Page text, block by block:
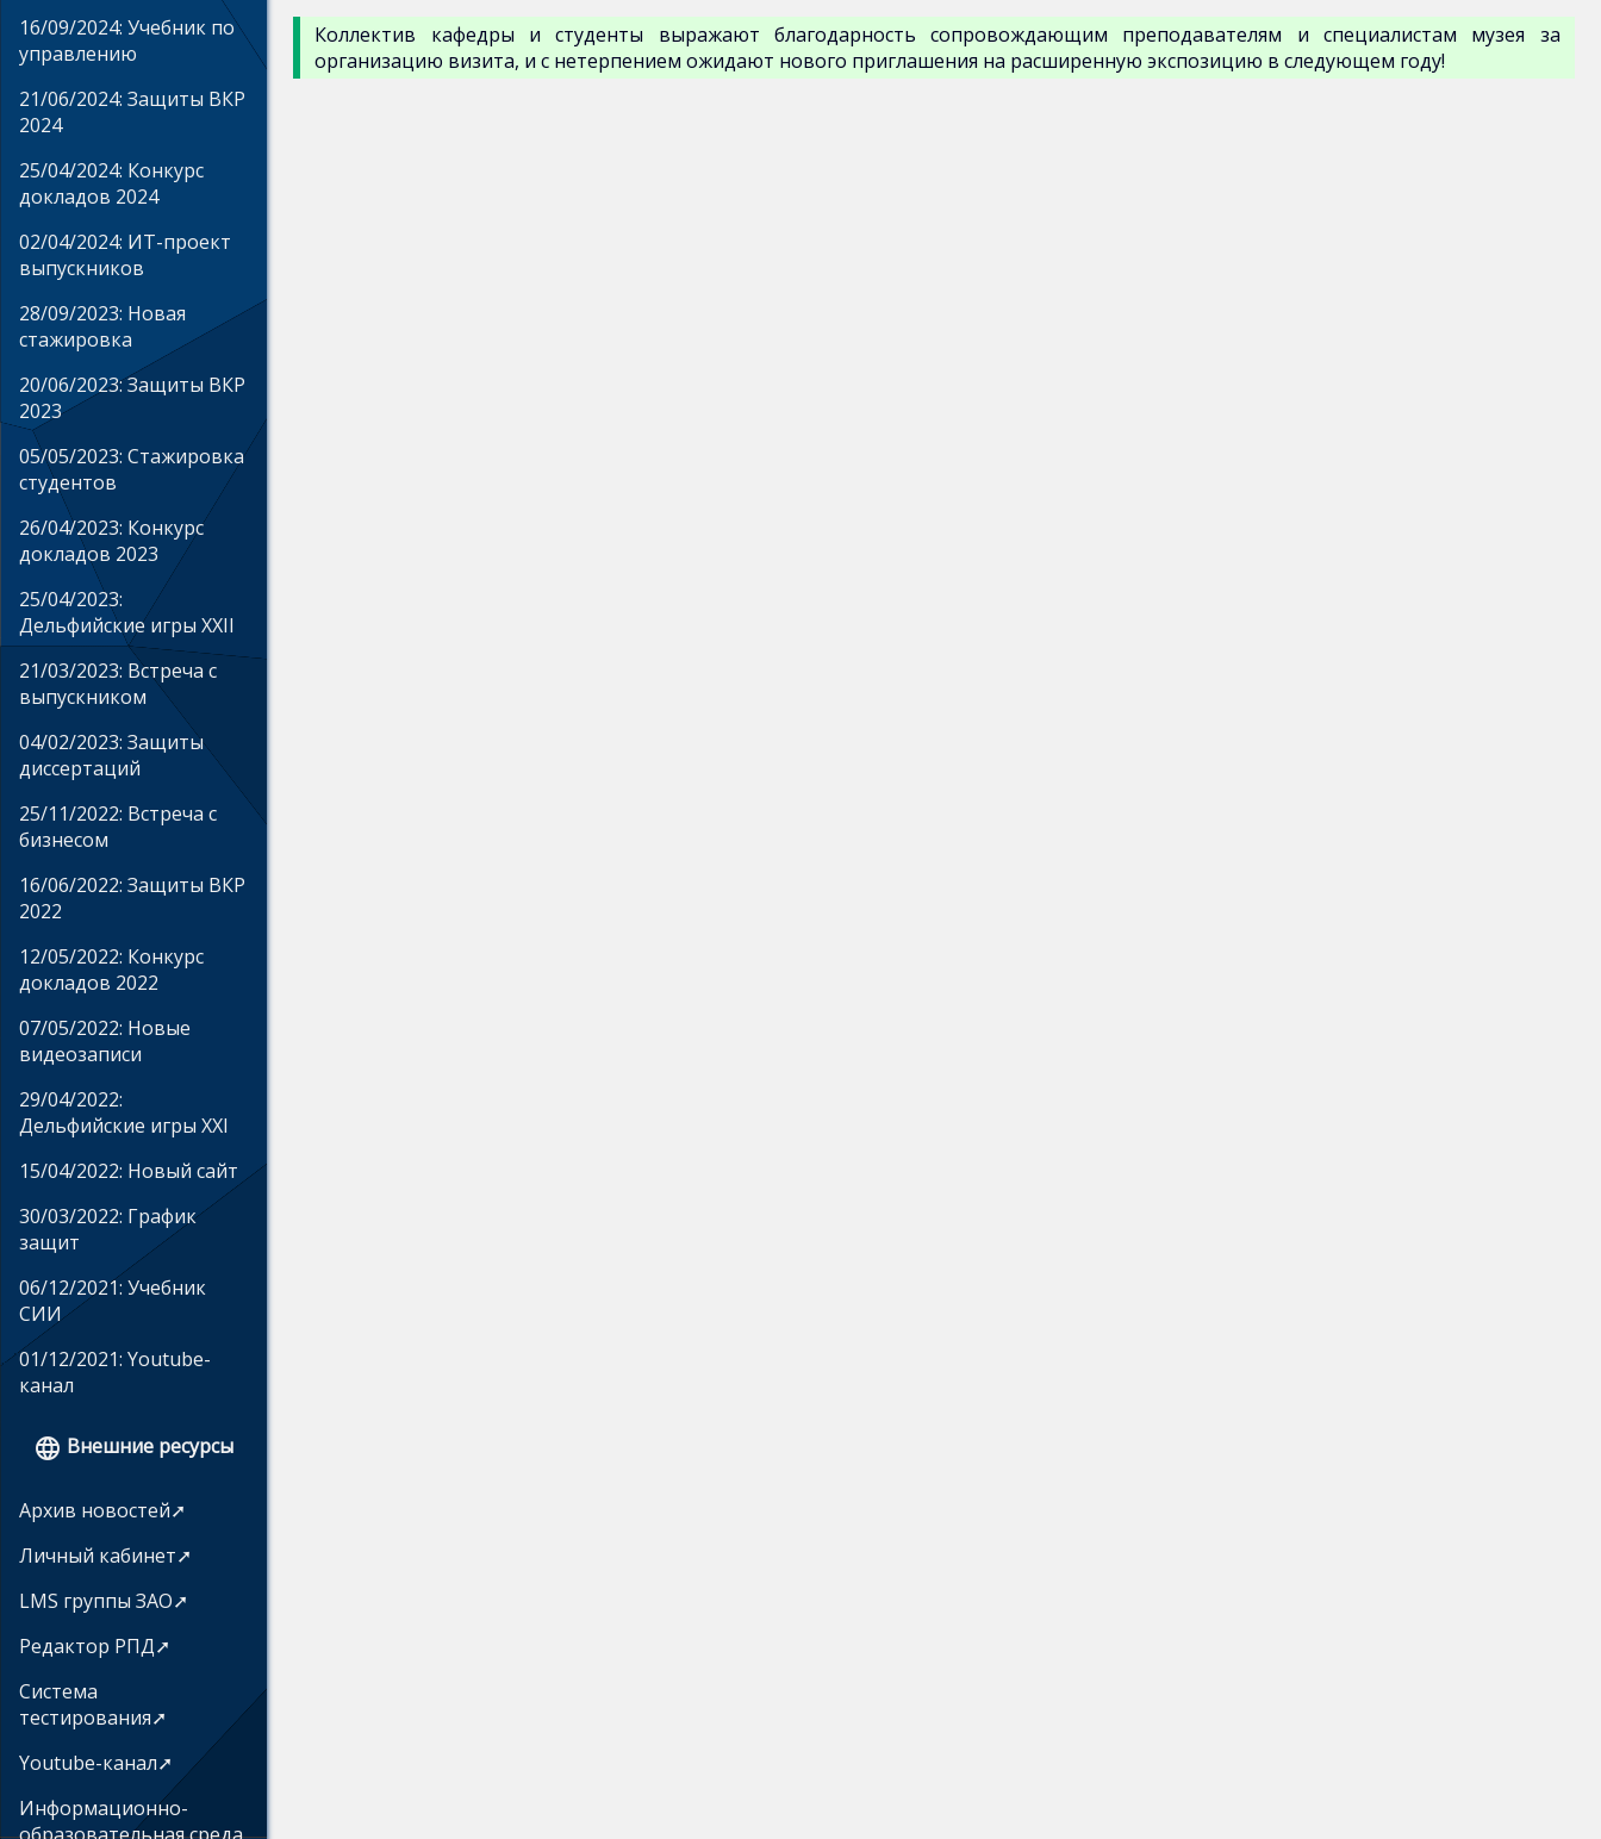
Коллектив кафедры и студенты выражают благодарность сопровождающим преподавателям и специалистам музея за
организацию визита, и с нетерпением ожидают нового приглашения на расширенную экспозицию в следующем году!
16/09/2024: Учебник по
управлению
21/06/2024: Защиты ВКР
2024
25/04/2024: Конкурс
докладов 2024
02/04/2024: ИТ-проект
выпускников
28/09/2023: Новая
стажировка
20/06/2023: Защиты ВКР
2023
05/05/2023: Стажировка
студентов
26/04/2023: Конкурс
докладов 2023
25/04/2023:
Дельфийские игры XXII
21/03/2023: Встреча с
выпускником
04/02/2023: Защиты
диссертаций
25/11/2022: Встреча с
бизнесом
16/06/2022: Защиты ВКР
2022
12/05/2022: Конкурс
докладов 2022
07/05/2022: Новые
видеозаписи
29/04/2022:
Дельфийские игры XXI
15/04/2022: Новый сайт
30/03/2022: График
защит
06/12/2021: Учебник
СИИ
01/12/2021: Youtube-
канал
 Внешние ресурсы
Архив новостей➚
Личный кабинет➚
LMS группы ЗАО➚
Редактор РПД➚
Система
тестирования➚
Youtube-канал➚
Информационно-